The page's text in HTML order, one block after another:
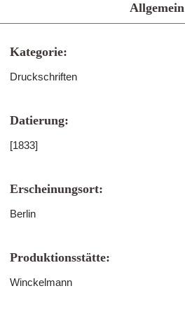
Allgemein
Kategorie:
Druckschriften
Datierung:
[1833]
Erscheinungsort:
Berlin
Produktionsstätte:
Winckelmann